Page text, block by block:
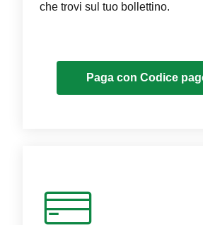
che trovi sul tuo bollettino.
Paga con Codice